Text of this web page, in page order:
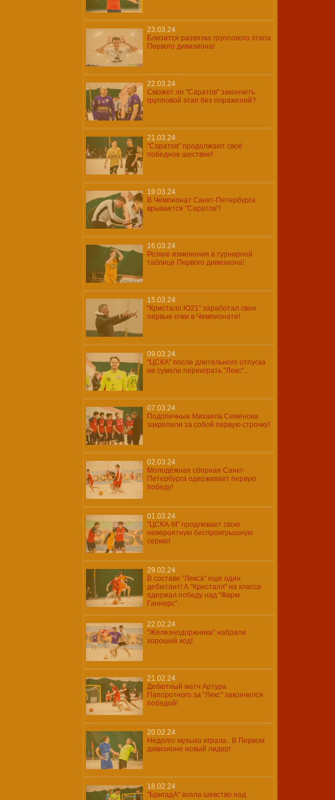
23.03.24
Близится развязка группового этапа
Первого дивизиона!
22.03.24
Сможет ли "Саратов" закончить
групповой этап без поражений?
21.03.24
"Саратов" продолжают своё
победное шествие!
19.03.24
В Чемпионат Санкт-Петербурга
врывается "Саратов"!
16.03.24
Резкие изменения в турнирной
таблице Первого дивизиона!
15.03.24
"Кристалл Ю21" заработал свои
первые очки в Чемпионате!
09.03.24
"ЦСКА" после длительного отпуска
не сумели переиграть "Лекс"..
07.03.24
Подопечные Михаила Семёнова
закрепили за собой первую строчку!
02.03.24
Молодёжная сборная Санкт-
Петербурга одерживает первую
победу!
01.03.24
"ЦСКА-М" продлевает свою
невероятную беспроигрышную
серию!
29.02.24
В составе "Лекса" ещё один
дебютант! А "Кристалл" на классе
одержал победу над "Фарм
Ганнерс".
22.02.24
"Железнодоржники" набрали
хороший ход!
21.02.24
Дебютный матч Артура
Папоротного за "Лекс" закончился
победой!
20.02.24
Недолго музыка играла.. В Первом
дивизионе новый лидер!
18.02.24
"БригадА" взяла шевство над